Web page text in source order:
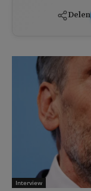
Delen
Interview